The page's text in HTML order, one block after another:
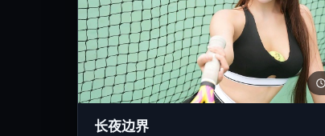
长夜边界